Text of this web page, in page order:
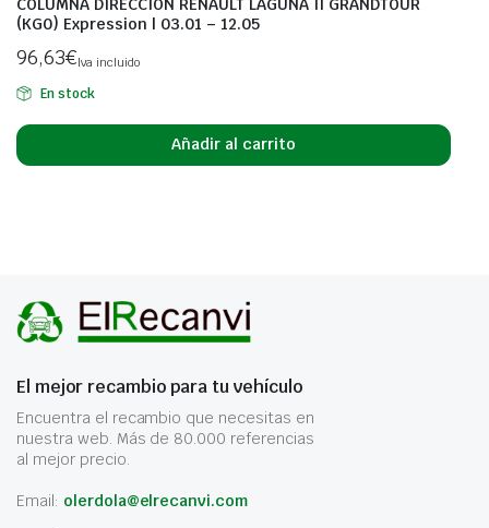
(KG0) Expression | 03.01 – 12.05
96,63€Iva incluido
En stock
Añadir al carrito
El mejor recambio para tu vehículo
Encuentra el recambio que necesitas en
nuestra web. Más de 80.000 referencias
al mejor precio.
Email: olerdola@elrecanvi.com